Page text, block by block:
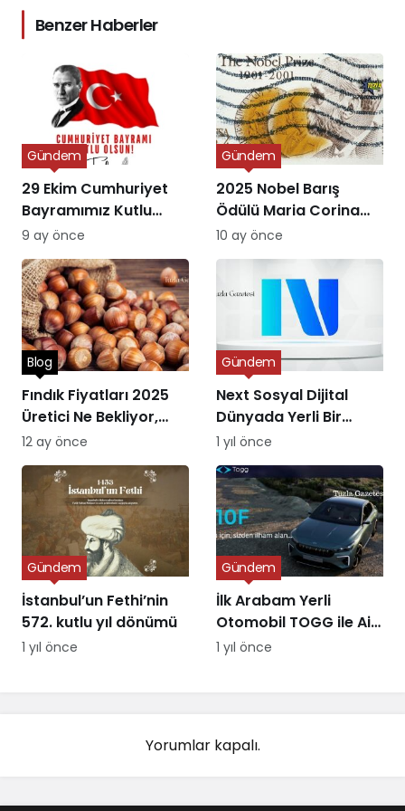
Benzer Haberler
29 Ekim Cumhuriyet
Bayramımız Kutlu
Olsun
Gündem
9 ay önce
2025 Nobel Barış
Ödülü Maria Corina
Machado’ya Verildi
Gündem
10 ay önce
Fındık Fiyatları 2025
Üretici Ne Bekliyor,
Piyasa Ne Sunuyor?
Blog
12 ay önce
Next Sosyal Dijital
Dünyada Yerli Bir
Alternatifin Doğuşu
Gündem
1 yıl önce
İstanbul’un Fethi’nin
572. kutlu yıl dönümü
Gündem
1 yıl önce
İlk Arabam Yerli
Otomobil TOGG ile Aile
Destek Programı
Gündem
1 yıl önce
Yorumlar kapalı.